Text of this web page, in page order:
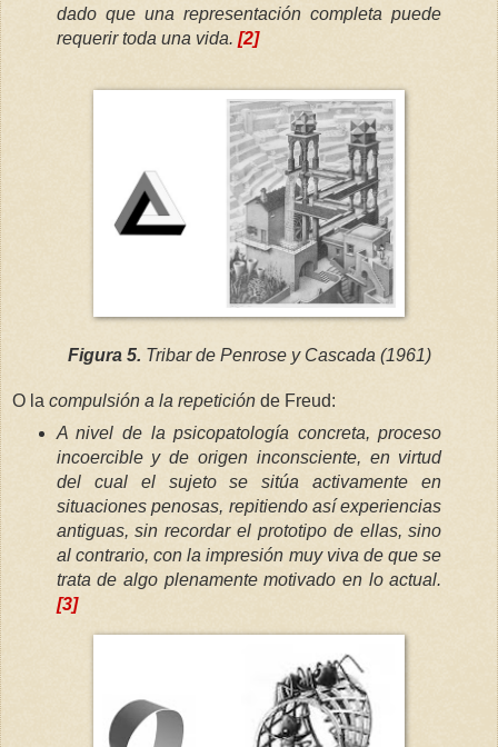
dado que una representación completa puede
requerir toda una vida. [2]
Figura 5. Tribar de Penrose y Cascada (1961)
O la compulsión a la repetición de Freud:
A nivel de la psicopatología concreta, proceso
incoercible y de origen inconsciente, en virtud
del cual el sujeto se sitúa activamente en
situaciones penosas, repitiendo así experiencias
antiguas, sin recordar el prototipo de ellas, sino
al contrario, con la impresión muy viva de que se
trata de algo plenamente motivado en lo actual.
[3]